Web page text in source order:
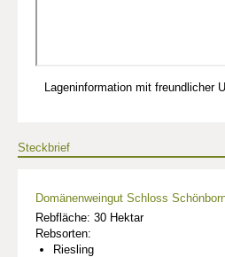
Lageninformation mit freundlicher
Steckbrief
Domänenweingut Schloss
Rebfläche: 30 Hektar
Rebsorten:
Riesling